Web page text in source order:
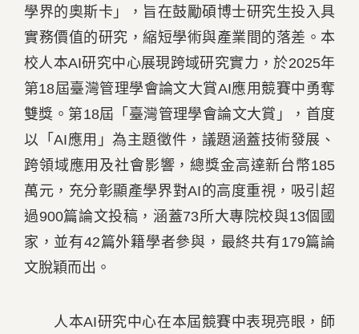
學界的奧斯卡」，旨在鼓勵碩博士研究生投入具
實務價值的研究，縮短學術與產業間的落差。本
校人本AI研究中心展現跨域研究實力，於2025年
第18屆臺灣管理學會論文大賞AI應用競賽中勇奪
雙獎。第18屆「臺灣管理學會論文大賞」，首度
以「AI應用」為主題徵件，議題涵蓋技術發展、
跨領域應用及社會影響，總獎金高達新台幣185
萬元，充分彰顯產學界對AI的高度重視，吸引超
過900篇論文投稿，涵蓋73所大專院校與13個國
家，並有42篇外籍學者參與，最終共有179篇論
文脫穎而出。
人本AI研究中心在本屆競賽中表現亮眼，師